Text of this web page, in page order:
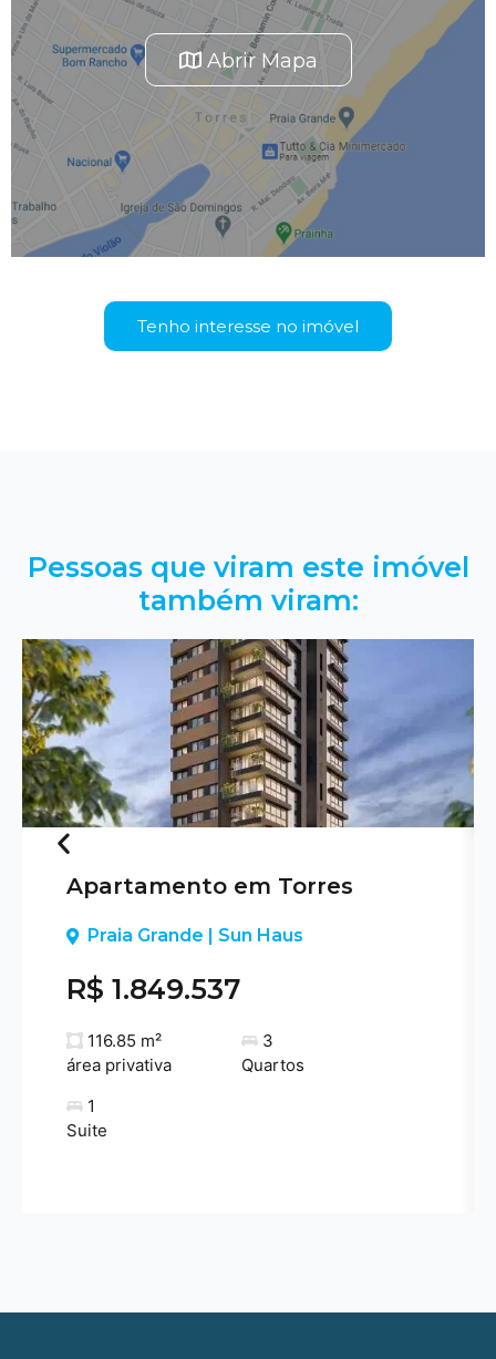
Abrir Mapa
Tenho interesse no imóvel
Pessoas que viram este imóvel
também viram:
Previous
Apartamento em Torres
Praia Grande | Sun Haus
R$ 1.849.537
116.85 m²
área privativa
3
Quartos
1
Suite